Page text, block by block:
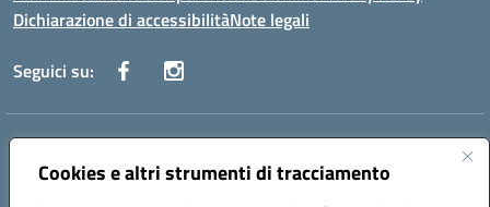
Cookies e altri strumenti di tracciamento
Dichiarazione di accessibilitàNote legali
Seguici su:
Indirizzo:
Centralino:+39 080 2446680 Email:baic882008@istruzione.it